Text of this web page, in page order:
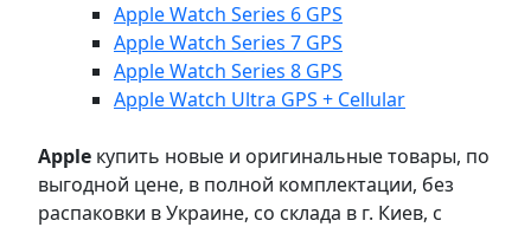
Apple Watch Series 6 GPS
Apple Watch Series 7 GPS
Apple Watch Series 8 GPS
Apple Watch Ultra GPS + Cellular
Apple купить новые и оригинальные товары, по
выгодной цене, в полной комплектации, без
распаковки в Украине, со склада в г. Киев, с